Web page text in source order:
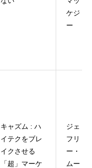
ケジ
ー
キャズム : ハ
イテクをブレ
イクさせる
「超」マーケ
ジェ
フリ
ー・
ムー